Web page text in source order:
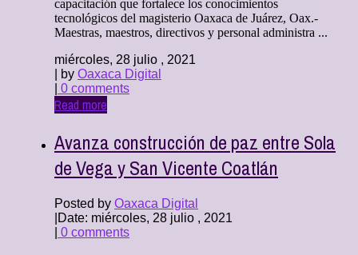
capacitación que fortalece los conocimientos
tecnológicos del magisterio Oaxaca de Juárez, Oax.-
Maestras, maestros, directivos y personal administra ...
miércoles, 28 julio , 2021
| by Oaxaca Digital
0 comments
Read more
Avanza construcción de paz entre Sola
de Vega y San Vicente Coatlán
Posted by Oaxaca Digital
Date: miércoles, 28 julio , 2021
0 comments